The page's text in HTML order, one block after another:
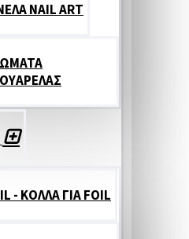
NAIL ART
- ΚΟΛΛΑ ΓΙΑ FOIL